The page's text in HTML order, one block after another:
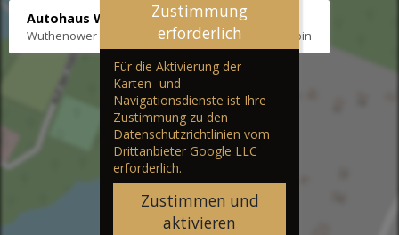
Autohaus Wernicke
Wuthenower Str. 12b, 16827 Neuruppin OT Alt Ruppin
Zustimmung
erforderlich
Für die Aktivierung der
Karten- und
Navigationsdienste ist Ihre
Zustimmung zu den
Datenschutzrichtlinien vom
Drittanbieter Google LLC
erforderlich.
Zustimmen und
aktivieren